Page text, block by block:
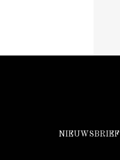
NIEUWSBRIEF